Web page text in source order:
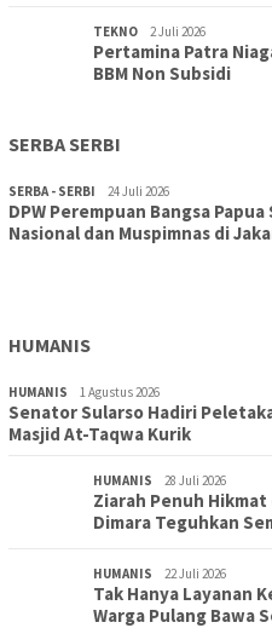
TEKNO 2 Juli 2026
Pertamina Patra
BBM Non Subsidi
SERBA SERBI
SERBA - SERBI 24 Juli 2026
DPW Perempuan Bangsa
Nasional dan Muspimnas di
TOPIK 30 Juli 2026
Wujudkan Sekolah
HUMANIS
HUMANIS 1 Agustus 2026
Senator Sularso Hadiri
Masjid At-Taqwa Kurik
HUMANIS 28 Juli 2026
Ziarah Penuh Hikmat
Dimara Teguhkan
HUMANIS 22 Juli 2026
Tak Hanya Layanan
Warga Pulang Bawa